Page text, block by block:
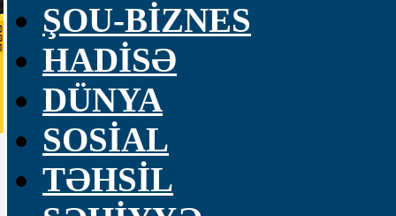
ŞOU-BİZNES
HADİSƏ
DÜNYA
SOSİAL
TƏHSİL